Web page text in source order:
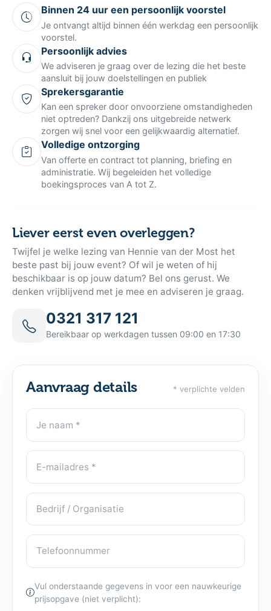
Binnen 24 uur een persoonlijk voorstel
Je ontvangt altijd binnen één werkdag een persoonlijk
voorstel.
Persoonlijk advies
We adviseren je graag over de lezing die het beste
aansluit bij jouw doelstellingen en publiek
Sprekersgarantie
Kan een spreker door onvoorziene omstandigheden
niet optreden? Dankzij ons uitgebreide netwerk
zorgen wij snel voor een gelijkwaardig alternatief.
Volledige ontzorging
Van offerte en contract tot planning, briefing en
administratie. Wij begeleiden het volledige
boekingsproces van A tot Z.
Liever eerst even overleggen?
Twijfel je welke lezing van Hennie van der Most het
beste past bij jouw event? Of wil je weten of hij
beschikbaar is op jouw datum? Bel ons gerust. We
denken vrijblijvend met je mee en adviseren je graag.
0321 317 121
Bereikbaar op werkdagen tussen 09:00 en 17:30
Aanvraag details * verplichte velden
Contactgegevens
Je naam
E-mailadres
Bedrijf / Organisatie
Telefoonnummer
Vul onderstaande gegevens in voor een nauwkeurige
prijsopgave (niet verplicht):